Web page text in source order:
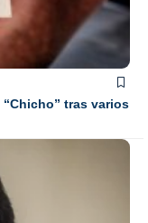
tras varios